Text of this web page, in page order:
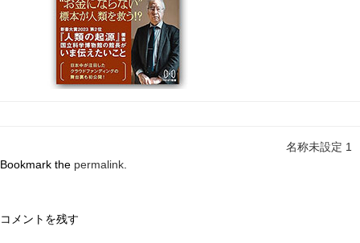
名称未設定 1
Bookmark the permalink
コメントを残す